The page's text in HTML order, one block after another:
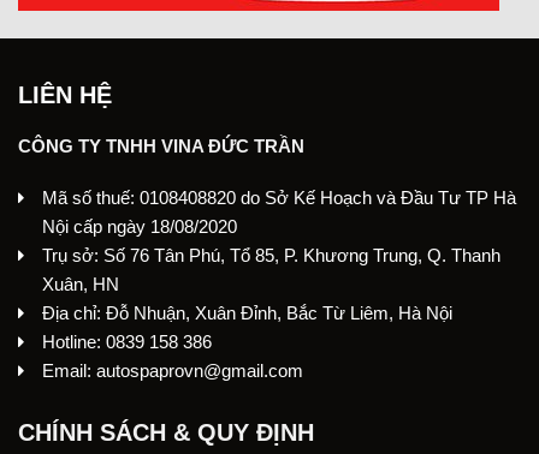
LIÊN HỆ
CÔNG TY TNHH VINA ĐỨC TRẦN
Mã số thuế: 0108408820 do Sở Kế Hoạch và Đầu Tư TP Hà
Nội cấp ngày 18/08/2020
Trụ sở: Số 76 Tân Phú, Tổ 85, P. Khương Trung, Q. Thanh
Xuân, HN
Địa chỉ: Đỗ Nhuận, Xuân Đỉnh, Bắc Từ Liêm, Hà Nội
Hotline: 0839 158 386
Email: autospaprovn@gmail.com
CHÍNH SÁCH & QUY ĐỊNH